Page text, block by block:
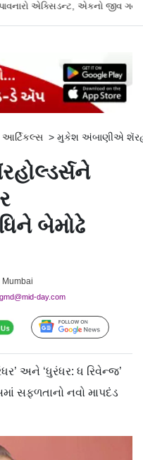
મોરબીમાં મેજિક! કૂવાનું પાણી
આર્ટિકલ્સ > મુકેશ અંબાણીએ
બેમોઢે
Mumbai
day.com
Follow Us
અને ‘ધુરંધર: ધ રિવેન્જ’
સફળતાનો નવો માપદંડ